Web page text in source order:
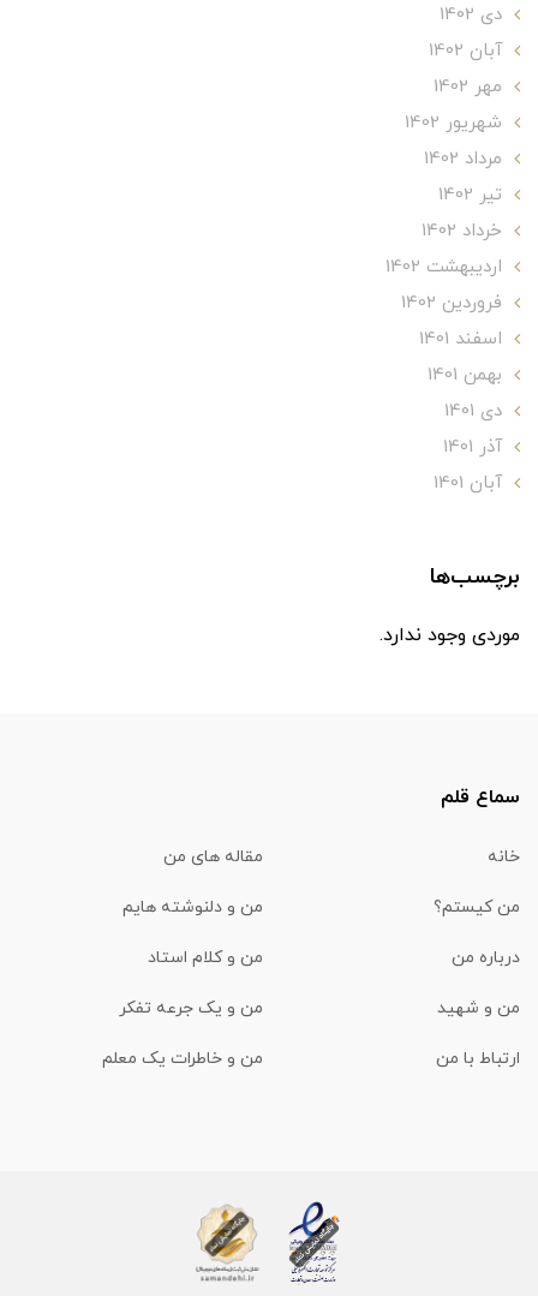
دی 1402
آبان 1402
مهر 1402
شهریور 1402
مرداد 1402
تير 1402
خرداد 1402
ارديبهشت 1402
فروردین 1402
اسفند 1401
بهمن 1401
دی 1401
آذر 1401
آبان 1401
برچسب‌ها
موردی وجود ندارد.
سماع قلم
خانه مقاله های من
من کیستم؟ من و دلنوشته هایم
درباره من من و کلام استاد
من و شهید من و یک جرعه تفکر
ارتباط با من من و خاطرات یک معلم